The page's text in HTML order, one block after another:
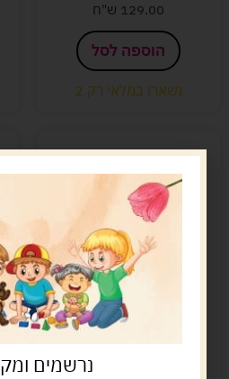
129.00 ש"ח
הוספה לסל
נשארו במלאי רק 2
שעת שיא קלאסי – 40
אתגרים
נרשמים